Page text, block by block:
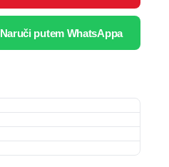
Naruči putem WhatsAppa